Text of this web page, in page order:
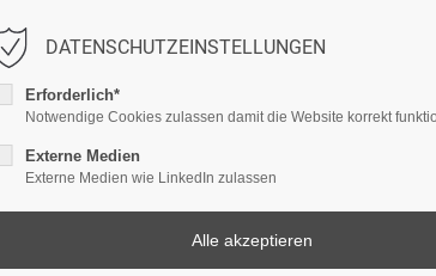
LEISTUNGEN ESG-CONSULTING
DATENSCHUTZEINSTELLUNGEN
Erforderlich*
Notwendige Cookies zulassen damit die Website korrekt
Externe Medien
Externe Medien wie LinkedIn zulassen